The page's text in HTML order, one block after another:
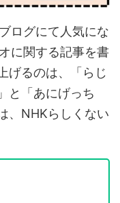
ログにて人気にな
に関する記事を書
げるのは、「らじ
と「あにげっち
、NHKらしくない